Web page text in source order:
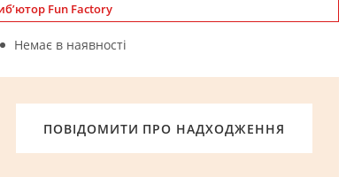
Fun Factory
Немає в наявності
ПОВІДОМИТИ ПРО НАДХОДЖЕННЯ